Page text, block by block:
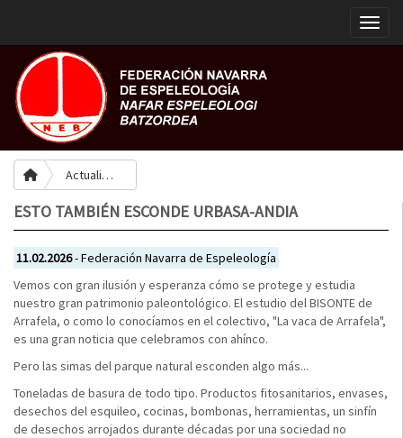
Actualidad
ESTO TAMBIÉN ESCONDE URBASA-ANDIA
11.02.2026- Federación Navarra de Espeleología
Vemos con gran ilusión y esperanza cómo se protege y estudia
nuestro gran patrimonio paleontológico. El estudio del BISONTE de
Arrafela, o como lo conocíamos en el colectivo, "La vaca de Arrafela",
es una gran noticia que celebramos con ahínco.
Pero las simas del parque natural esconden algo más...
Toneladas de basura de todo tipo. Productos fitosanitarios, envases,
desechos del esquileo, cocinas, bombonas, herramientas, un sinfín
de desechos arrojados durante décadas por una sociedad no